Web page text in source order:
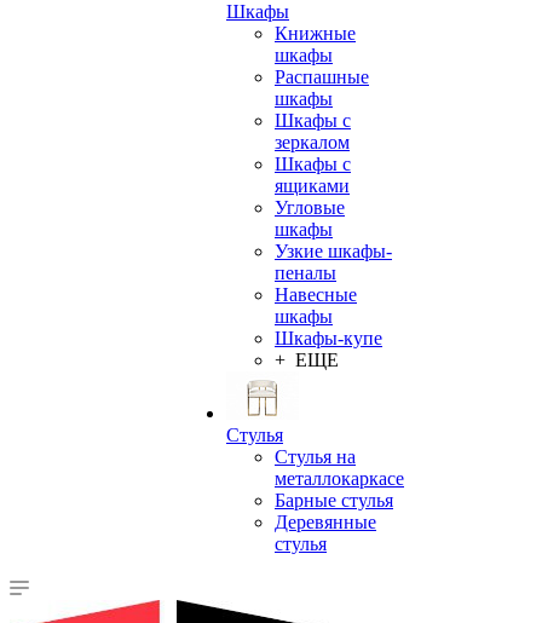
Шкафы
Книжные
шкафы
Распашные
шкафы
Шкафы с
зеркалом
Шкафы с
ящиками
Угловые
шкафы
Узкие шкафы-
пеналы
Навесные
шкафы
Шкафы-купе
+ ЕЩЕ
Стулья
Стулья на
металлокаркасе
Барные стулья
Деревянные
стулья